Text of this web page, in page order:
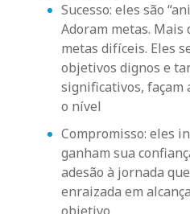
Sucesso: eles são
Adoram metas. Mais
metas difíceis. Eles
objetivos dignos e
significativos, façam
o nível
Compromisso: eles
ganham sua
adesão à jornada
enraizada em